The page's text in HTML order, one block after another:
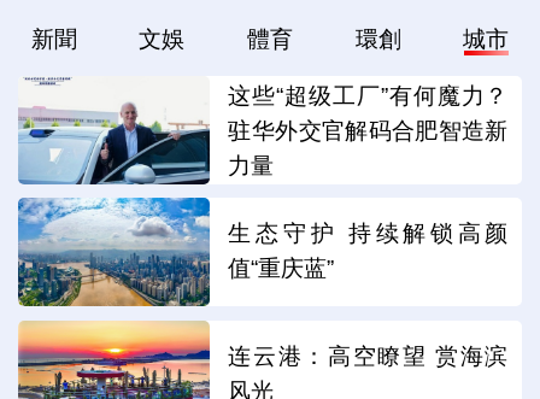
新聞 文娛 體育 環創 城市
这些“超级工厂”有何魔力？
驻华外交官解码合肥智造新
力量
生态守护 持续解锁高颜
值“重庆蓝”
连云港：高空瞭望 赏海滨
风光